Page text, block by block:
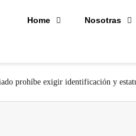
Home Nosotras
prohíbe exigir identificación y